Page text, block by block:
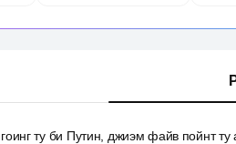
ту би Путин, джиэм файв пойнт